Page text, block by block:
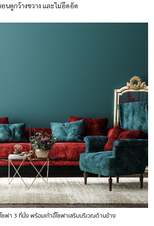
นดูกว้างขวาง และไม่อึดอัด
ฟา 3 ที่นั่ง พร้อมเก้าอี้โซฟาเสริมบริเวณด้านข้าง